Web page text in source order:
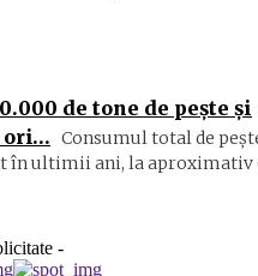
de tone de peşte şi
ori… Consumul total de
în ul­timii ani, la aproximativ
-